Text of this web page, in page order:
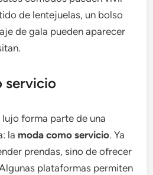
de lentejuelas, un bolso
de gala pueden aparecer
servicio
forma parte de una
la moda como servicio. Ya
prendas, sino de ofrecer
plataformas permiten